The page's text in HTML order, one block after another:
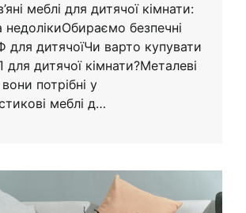
меблі для дитячої кімнати:
недолікиОбираємо безпечні
для дитячоїЧи варто купувати
дитячої кімнати?Металеві
потрібні у
меблі д…